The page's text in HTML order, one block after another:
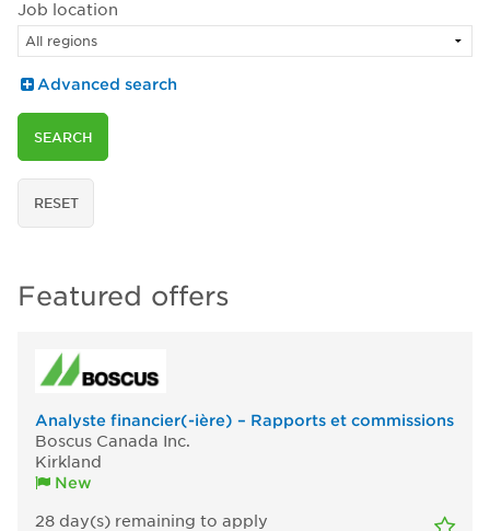
Job location
Advanced search
SEARCH
RESET
Featured offers
Analyste financier(-ière) – Rapports et commissions
Boscus Canada Inc.
Kirkland
New
28 day(s) remaining to apply